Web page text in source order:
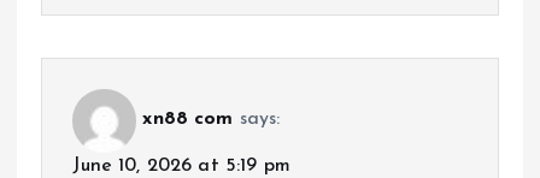
xn88 com says:
June 10, 2026 at 5:19 pm